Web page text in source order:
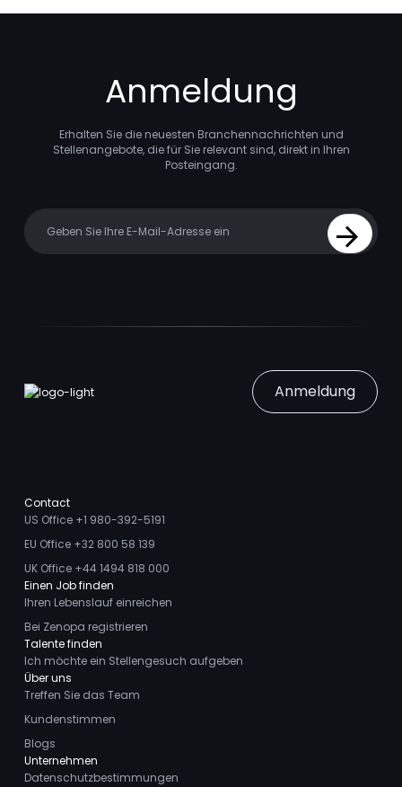
Anmeldung
Erhalten Sie die neuesten Branchennachrichten und
Stellenangebote, die für Sie relevant sind, direkt in Ihren
Posteingang.
Sign Up
Anmeldung
Contact
US Office +1 980-392-5191
EU Office +32 800 58 139
UK Office +44 1494 818 000
Einen Job finden
Ihren Lebenslauf einreichen
Bei Zenopa registrieren
Talente finden
Ich möchte ein Stellengesuch aufgeben
Über uns
Treffen Sie das Team
Kundenstimmen
Blogs
Unternehmen
Datenschutzbestimmungen